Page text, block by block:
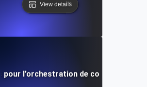
View details
pour l'orchestration de conteneurs en